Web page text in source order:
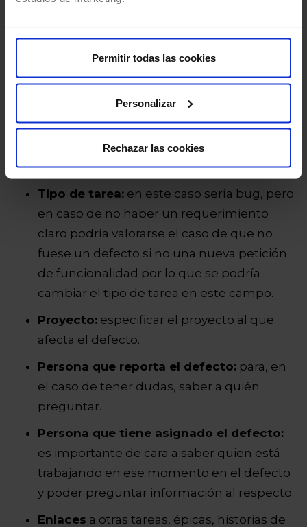
Permitir todas las cookies
Personalizar
Rechazar las cookies
específicas que ayudarán a la hora de
realizar filtros para poder clasificar los
defectos.
Componentes:se pueden especificar los
posibles impactos en otros componentes
o sistemas, si es del backend o del
frontend.
Tipo de tarea: en este caso sería bug, pero
en caso de no haber un requerimiento
claro podría valorarse el caso de que no
fuese un defecto si no una nueva petición
de funcionalidad por lo que se podría
cambiar el tipo de tarea en este campo.
Proyecto: especificar el proyecto al que
afecta el defecto.
Persona que reporta el defecto: para, en
el caso de tener dudas, saber a quién
preguntar.
Persona que tiene asignado el defecto:
es importante de cara a saber quien está
trabajando en ese momento en el defecto
y poder preguntar información al respecto.
Enlaces a otras tareas, épicas, historias de